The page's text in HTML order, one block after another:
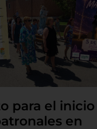
para el
en